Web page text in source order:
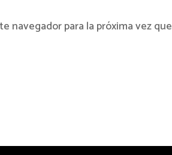
navegador para la próxima vez que